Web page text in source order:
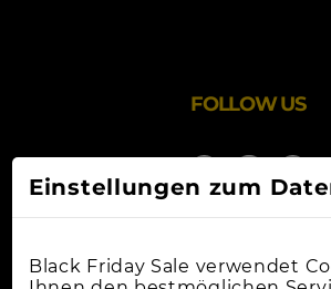
FOLLOW US
Einstellungen zum
Black Friday Sale verwendet